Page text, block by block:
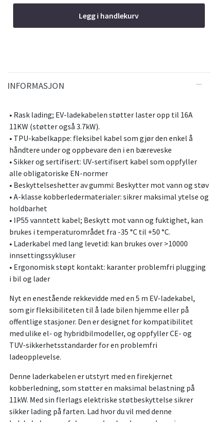
Legg i handlekurv
INFORMASJON
• Rask lading; EV-ladekabelen støtter laster opp til 16A
11KW (støtter også 3.7kW).
• TPU-kabelkappe: fleksibel kabel som gjør den enkel å
håndtere under og oppbevare den i en bæreveske
• Sikker og sertifisert: UV-sertifisert kabel som oppfyller
alle obligatoriske EN-normer
• Beskyttelseshetter av gummi: Beskytter mot vann og støv
• A-klasse kobberledermaterialer: sikrer maksimal ytelse og
holdbarhet
• IP55 vanntett kabel; Beskytt mot vann og fuktighet, kan
brukes i temperaturområdet fra -35 °C til +50 °C.
• Laderkabel med lang levetid: kan brukes over >10000
innsettingssykluser
• Ergonomisk støpt kontakt: karanter problemfri plugging
i bil og lader
Nyt en enestående rekkevidde med en 5 m EV-ladekabel,
som gir fleksibiliteten til å lade bilen hjemme eller på
offentlige stasjoner. Den er designet for kompatibilitet
med ulike el- og hybridbilmodeller, og oppfyller CE- og
TUV-sikkerhetsstandarder for en problemfri
ladeopplevelse.
Denne laderkabelen er utstyrt med en firekjernet
kobberledning, som støtter en maksimal belastning på
11kW. Med sin flerlags elektriske støtbeskyttelse sikrer
sikker lading på farten. Lad hvor du vil med denne